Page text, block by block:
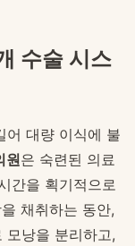
수술 시스
어 대량 이식에 불
원은 숙련된 의료
간을 획기적으로
채취하는 동안,
모낭을 분리하고,